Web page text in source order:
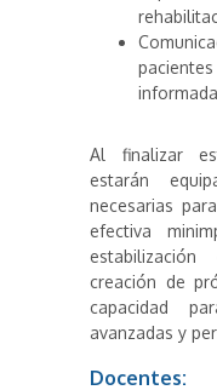
Al finalizar
estarán
necesarias
efectiva
creación de
capacidad
avanzadas y
Docentes: